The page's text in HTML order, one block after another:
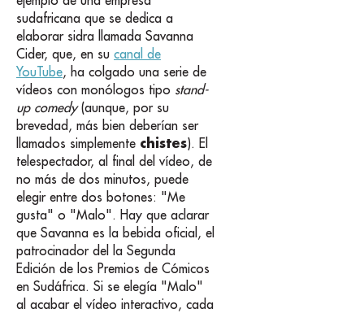
sudafricana que se dedica a
elaborar sidra llamada Savanna
Cider, que, en su canal de
YouTube, ha colgado una serie de
vídeos con monólogos tipo stand-
up comedy(aunque, por su
brevedad, más bien deberían ser
llamados simplemente chistes). El
telespectador, al final del vídeo, de
no más de dos minutos, puede
elegir entre dos botones: "Me
gusta" o "Malo". Hay que aclarar
que Savanna es la bebida oficial, el
patrocinador del la Segunda
Edición de los Premios de Cómicos
en Sudáfrica. Si se elegía "Malo"
al acabar el vídeo interactivo, cada